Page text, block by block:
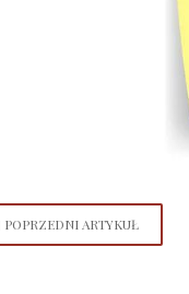
POPRZEDNI ARTYKUŁ